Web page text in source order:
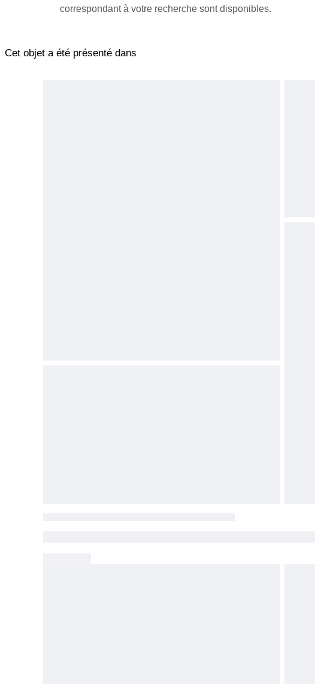
correspondant à votre recherche sont disponibles.
Cet objet a été présenté dans